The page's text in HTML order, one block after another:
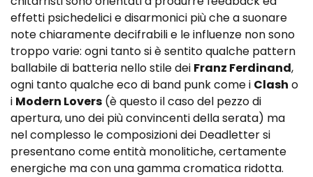
effetti psichedelici e disarmonici più che a suonare
note chiaramente decifrabili e le influenze non sono
troppo varie: ogni tanto si è sentito qualche pattern
ballabile di batteria nello stile dei Franz Ferdinand,
ogni tanto qualche eco di band punk come i Clash o
i Modern Lovers (è questo il caso del pezzo di
apertura, uno dei più convincenti della serata) ma
nel complesso le composizioni dei Deadletter si
presentano come entità monolitiche, certamente
energiche ma con una gamma cromatica ridotta.